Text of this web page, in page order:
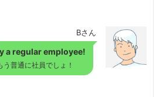
Bさん
a regular employee!
普通に社員でしょ！